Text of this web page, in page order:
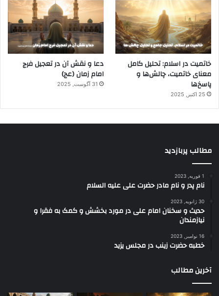
خاتمیت در اسلام: تحلیل کامل
معنای خاتمیت، چالش‌ها و
پاسخ‌ها
25 اکتبر, 2025
دعا و نقش آن در تعجیل فرج
امام زمان (عج)
31 آگوست, 2025
مطالب پربازدید
1 فوریه, 2023
نام پدر و نام مادر حضرت علی علیه السلام
30 ژانویه, 2023
حدیث و سخنان امام علی در مورد بخشش و کمک به فقرا و
نیازمندان
16 نوامبر, 2023
خطبه حضرت زینب در مجلس یزید
آخرین مطالب